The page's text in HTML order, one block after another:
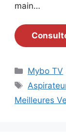
main…
Catégories
Mybo TV
Meilleures